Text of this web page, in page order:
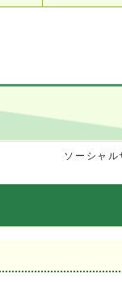
ソーシャル